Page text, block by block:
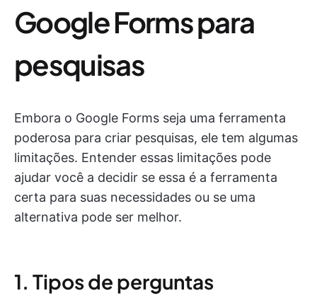
Google Forms para
pesquisas
Embora o Google Forms seja uma ferramenta
poderosa para criar pesquisas, ele tem algumas
limitações. Entender essas limitações pode
ajudar você a decidir se essa é a ferramenta
certa para suas necessidades ou se uma
alternativa pode ser melhor.
1. Tipos de perguntas